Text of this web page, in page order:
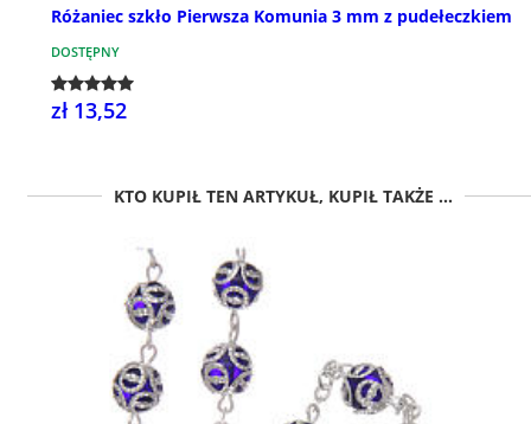
Różaniec szkło Pierwsza Komunia 3 mm z pudełeczkiem
DOSTĘPNY
zł 13,52
KTO KUPIŁ TEN ARTYKUŁ, KUPIŁ TAKŻE ...